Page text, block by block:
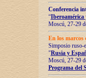
Conferencia
“Iberoamérica
Moscú, 27-29
En los marcos
Simposio ruso-
"Rusia y
Moscú, 27-29
Programa del